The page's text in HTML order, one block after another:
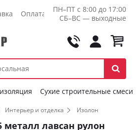
Оплата Контакты Оптовикам
ПН–ПТ с 8:00 до 17:00
СБ–ВС — выходные
Сухие строительные смеси
Интерьер и отделка Изолон
лавсан рулон